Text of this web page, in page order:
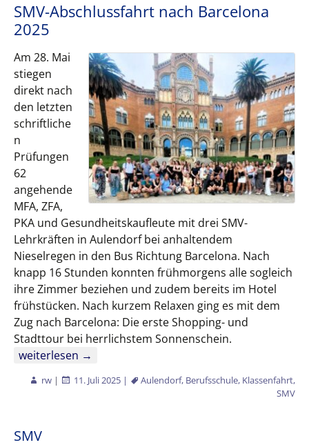
SMV-Abschlussfahrt nach Barcelona
2025
Am 28. Mai
stiegen
direkt nach
den letzten
schriftliche
n
Prüfungen
62
angehende
MFA, ZFA,
PKA und Gesundheitskaufleute mit drei SMV-
Lehrkräften in Aulendorf bei anhaltendem
Nieselregen in den Bus Richtung Barcelona. Nach
knapp 16 Stunden konnten frühmorgens alle sogleich
ihre Zimmer beziehen und zudem bereits im Hotel
frühstücken. Nach kurzem Relaxen ging es mit dem
Zug nach Barcelona: Die erste Shopping- und
Stadttour bei herrlichstem Sonnenschein.
SMV-Abschlussfahrt nach Barcelona 2025
weiterlesen →
rw | 11. Juli 2025 | Aulendorf, Berufsschule, Klassenfahrt,
SMV
SMV